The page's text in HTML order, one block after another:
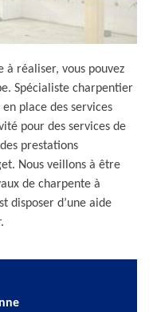
à réaliser, vous pouvez
Spécialiste charpentier
place des services
pour des services de
prestations
Nous veillons à être
de charpente à
disposer d’une aide